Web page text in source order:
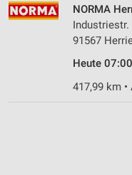
NORMA
Industriestr.
91567
Heute
417,99 km